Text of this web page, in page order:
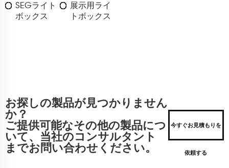
SEGライト
ボックス
展示用ライ
トボックス
お探しの製品が見つかりません
か？
ご提供可能なその他の製品につ
いて、当社のコンサルタント
までお問い合わせください。
今すぐお見積もりを
依頼する